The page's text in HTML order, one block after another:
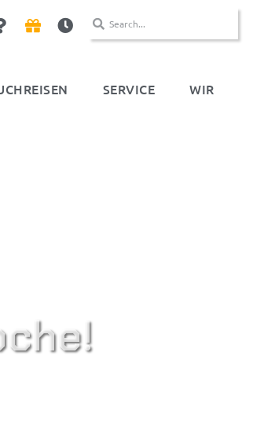
SERVICE WIR